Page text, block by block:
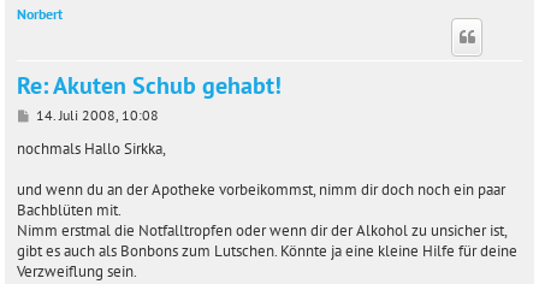
Norbert
Re: Akuten Schub gehabt!
B
i
a
g
14. Juli 2008, 10:08
nochmals Hallo Sirkka,
und wenn du an der Apotheke vorbeikommst, nimm dir doch noch ein paar
Bachblüten mit.
Nimm erstmal die Notfalltropfen oder wenn dir der Alkohol zu unsicher ist,
gibt es auch als Bonbons zum Lutschen. Könnte ja eine kleine Hilfe für deine
Verzweiflung sein.